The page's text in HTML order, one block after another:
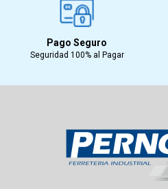
Pago Seguro
Seguridad 100% al Pagar